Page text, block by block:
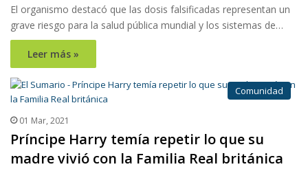
El organismo destacó que las dosis falsificadas representan un
grave riesgo para la salud pública mundial y los sistemas de…
Leer más »
Comunidad
01 Mar, 2021
Príncipe Harry temía repetir lo que su
madre vivió con la Familia Real británica